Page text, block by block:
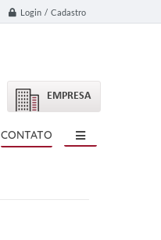
Login / Cadastro
EMPRESA
CONTATO